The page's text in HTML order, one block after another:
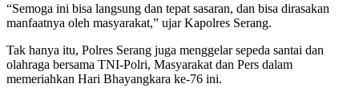
“Semoga ini bisa langsung dan tepat sasaran, dan bisa dirasakan
manfaatnya oleh masyarakat,” ujar Kapolres Serang.
Tak hanya itu, Polres Serang juga menggelar sepeda santai dan
olahraga bersama TNI-Polri, Masyarakat dan Pers dalam
memeriahkan Hari Bhayangkara ke-76 ini.